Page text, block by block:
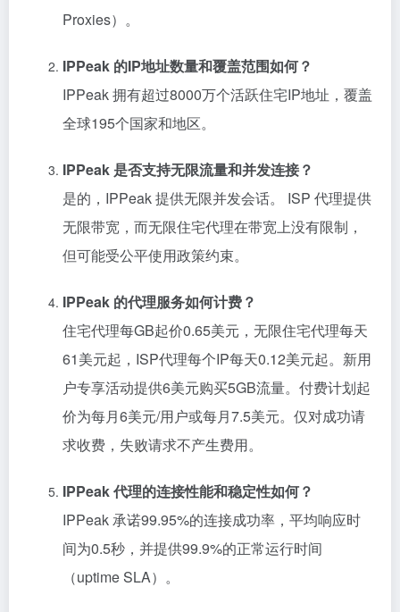
Proxies）。
IPPeak 的IP地址数量和覆盖范围如何？
IPPeak 拥有超过8000万个活跃住宅IP地址，覆盖
全球195个国家和地区。
IPPeak 是否支持无限流量和并发连接？
是的，IPPeak 提供无限并发会话。 ISP 代理提供
无限带宽，而无限住宅代理在带宽上没有限制，
但可能受公平使用政策约束。
IPPeak 的代理服务如何计费？
住宅代理每GB起价0.65美元，无限住宅代理每天
61美元起，ISP代理每个IP每天0.12美元起。新用
户专享活动提供6美元购买5GB流量。付费计划起
价为每月6美元/用户或每月7.5美元。仅对成功请
求收费，失败请求不产生费用。
IPPeak 代理的连接性能和稳定性如何？
IPPeak 承诺99.95%的连接成功率，平均响应时
间为0.5秒，并提供99.9%的正常运行时间
（uptime SLA）。